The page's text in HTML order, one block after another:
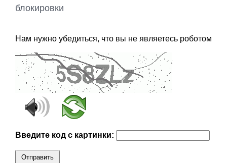
блокировки
Нам нужно убедиться, что вы не являетесь роботом
Введите код с картинки:
Отправить